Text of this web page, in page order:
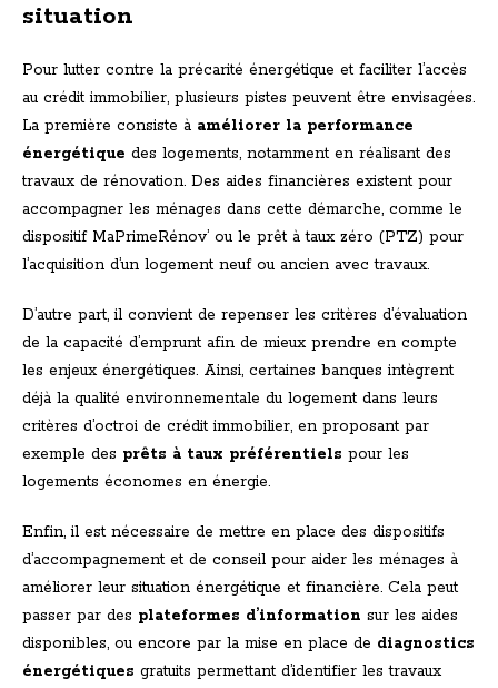
situation
Pour lutter contre la précarité énergétique et faciliter l’accès
au crédit immobilier, plusieurs pistes peuvent être envisagées.
La première consiste à améliorer la performance
énergétique des logements, notamment en réalisant des
travaux de rénovation. Des aides financières existent pour
accompagner les ménages dans cette démarche, comme le
dispositif MaPrimeRénov’ ou le prêt à taux zéro (PTZ) pour
l’acquisition d’un logement neuf ou ancien avec travaux.
D’autre part, il convient de repenser les critères d’évaluation
de la capacité d’emprunt afin de mieux prendre en compte
les enjeux énergétiques. Ainsi, certaines banques intègrent
déjà la qualité environnementale du logement dans leurs
critères d’octroi de crédit immobilier, en proposant par
exemple des prêts à taux préférentiels pour les
logements économes en énergie.
Enfin, il est nécessaire de mettre en place des dispositifs
d’accompagnement et de conseil pour aider les ménages à
améliorer leur situation énergétique et financière. Cela peut
passer par des plateformes d’information sur les aides
disponibles, ou encore par la mise en place de diagnostics
énergétiques gratuits permettant d’identifier les travaux